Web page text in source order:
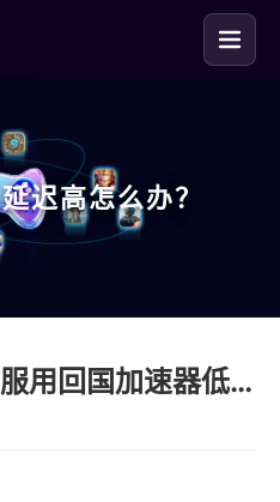
延迟高怎么办？
海外玩冒险岛怀旧服用回国加速器低延迟畅玩